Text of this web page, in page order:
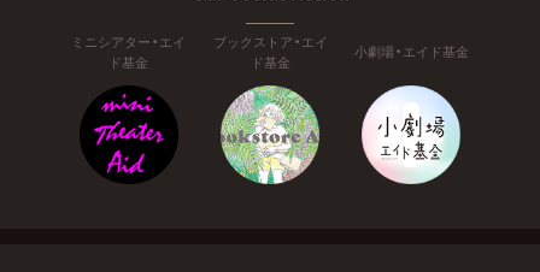
ミニシアター・エイ
ド基金
ブックストア・エイ
ド基金
小劇場・エイド基金